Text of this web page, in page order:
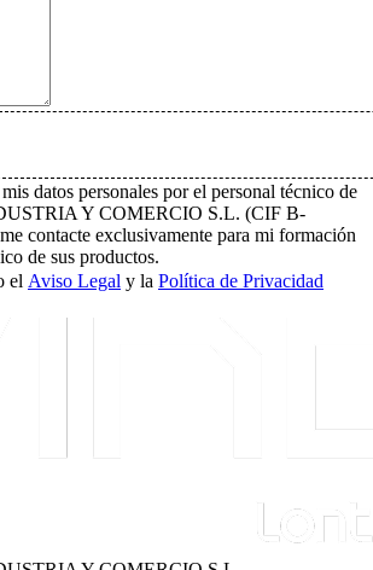
datos personales por el personal técnico de
Y COMERCIO S.L. (CIF B-
contacte exclusivamente para mi formación
de sus productos.
el Aviso Legal y la Política de Privacidad